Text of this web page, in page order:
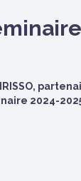
2024-